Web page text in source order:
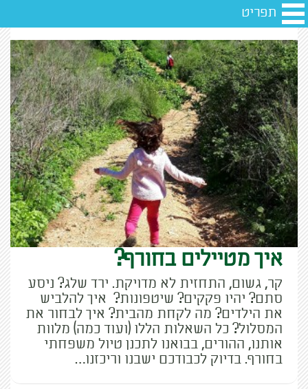
איך מטיילים בחורף?
קר, גשום, התחזית לא מדויקת. ירד שלג? ניסע
סתם? יהיו פקקים? שיטפונות? איך להלביש
את הילדים? מה לקחת מהבית? איך לבחור את
המסלול? כל השאלות הללו (ועוד כמה) מלוות
אותנו, ההורים, בבואנו לתכנן טיול משפחתי
בחורף. בדיוק לכבודכם ישבנו וריכזנו…
תפריט